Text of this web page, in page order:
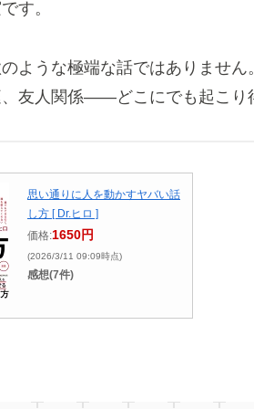
す。
ような極端な話ではありません。
友人関係――どこにでも起こり
思い通りに人を動かすヤバい話
し方 [ Dr.ヒロ ]
価格:1650円
(2026/3/11 09:09時点)
感想(7件)